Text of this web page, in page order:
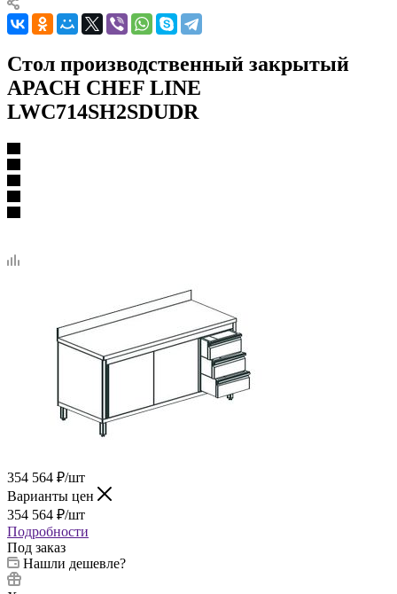
Стол производственный закрытый
APACH CHEF LINE
LWC714SH2SDUDR
354 564 ₽/шт
Варианты цен
354 564 ₽/шт
Подробности
Под заказ
Нашли дешевле?